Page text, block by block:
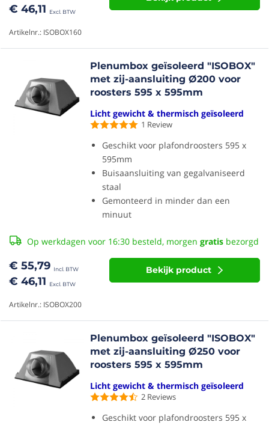
€ 46,11
Artikelnr.: ISOBOX160
Plenumbox geïsoleerd "ISOBOX"
met zij-aansluiting Ø200 voor
roosters 595 x 595mm
Licht gewicht & thermisch geïsoleerd
1 Review
Geschikt voor plafondroosters 595 x
595mm
Buisaansluiting van gegalvaniseerd
staal
Gemonteerd in minder dan een
minuut
€ 55,79
€ 46,11
Op werkdagen voor 16:30 besteld, morgen gratis bezorgd
Bekijk product
Artikelnr.: ISOBOX200
Plenumbox geïsoleerd "ISOBOX"
met zij-aansluiting Ø250 voor
roosters 595 x 595mm
Licht gewicht & thermisch geïsoleerd
2 Reviews
Geschikt voor plafondroosters 595 x